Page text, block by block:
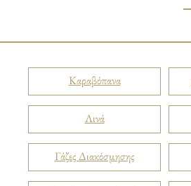
Καραβόπανα
Λινά
Γάζες Διακόσμησης